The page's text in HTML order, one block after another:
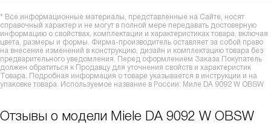
* Все информационные материалы, представленные на Сайте, носят
справочный характер и не могут в полной мере передавать достоверную
информацию о свойствах, комплектации и характеристиках товара, включая
цвета, размеры и формы. Фирма-производитель оставляет за собой право
на внесение изменений в конструкцию, дизайн и комплектацию товара без
предварительного уведомления. Перед оформлением Заказа Покупатель
должен обратиться к Продавцу для уточнения свойств и характеристик
Товара. Подробная информация о товаре указывается в инструкции и на
упаковке товара. Используемое название в России: Миле DA 9092 W OBSW
Отзывы о модели Miele DA 9092 W OBSW